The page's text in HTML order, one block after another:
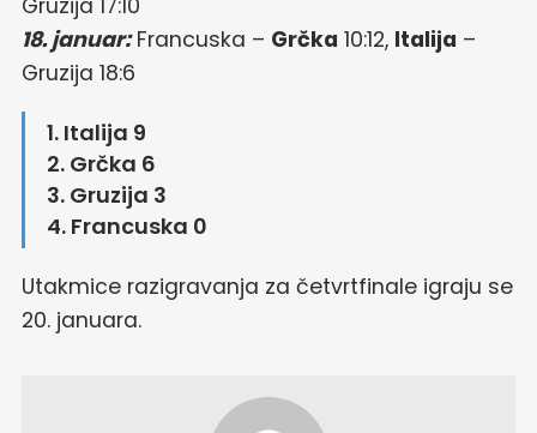
Gruzija 17:10
18. januar:Francuska – Grčka 10:12, Italija –
Gruzija 18:6
1. Italija 9
2. Grčka 6
3. Gruzija 3
4. Francuska 0
Utakmice razigravanja za četvrtfinale igraju se
20. januara.